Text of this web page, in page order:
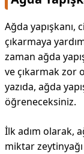
Ağda yapışkanı,
çıkarmaya
zaman ağda
ve çıkarmak zor
yazıda, ağda
öğreneceksiniz.
İlk adım olarak,
miktar